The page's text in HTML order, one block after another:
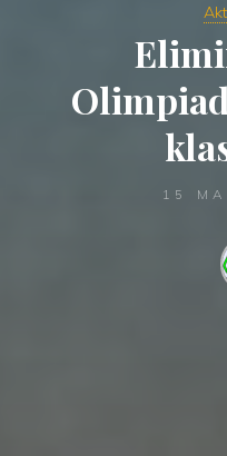
15